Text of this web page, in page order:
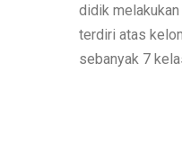
didik
terdiri atas
sebanyak 7